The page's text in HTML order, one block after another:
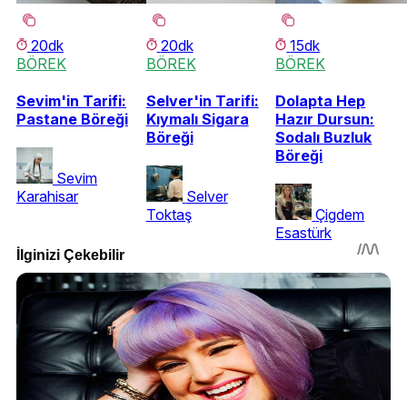
20dk
BÖREK
Sevim'in Tarifi:
Pastane Böreği
Sevim
Karahisar
20dk
BÖREK
Selver'in Tarifi:
Kıymalı Sigara
Böreği
Selver
Toktaş
15dk
BÖREK
Dolapta Hep
Hazır Dursun:
Sodalı Buzluk
Böreği
Çigdem
Esastürk